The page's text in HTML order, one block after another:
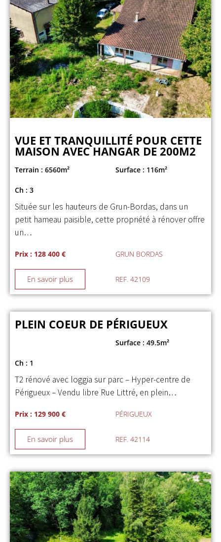
VUE ET TRANQUILLITÉ POUR CETTE
MAISON AVEC HANGAR DE 200M2
Terrain : 6560m² Surface : 116m²
Ch : 3
Située sur les hauteurs de Grun-Bordas, dans un
petit hameau paisible, cette propriété à rénover offre
un…
Prix : 128 400 € GRUN BORDAS
En savoir plus REF. 42109
PLEIN COEUR DE PÉRIGUEUX
Surface : 49.5m²
Ch : 1
T2 rénové avec loggia sur parc – Hyper-centre de
Périgueux – Vendu libre Rue Littré, en plein…
Prix : 129 900 € PÉRIGUEUX
En savoir plus REF. 42114